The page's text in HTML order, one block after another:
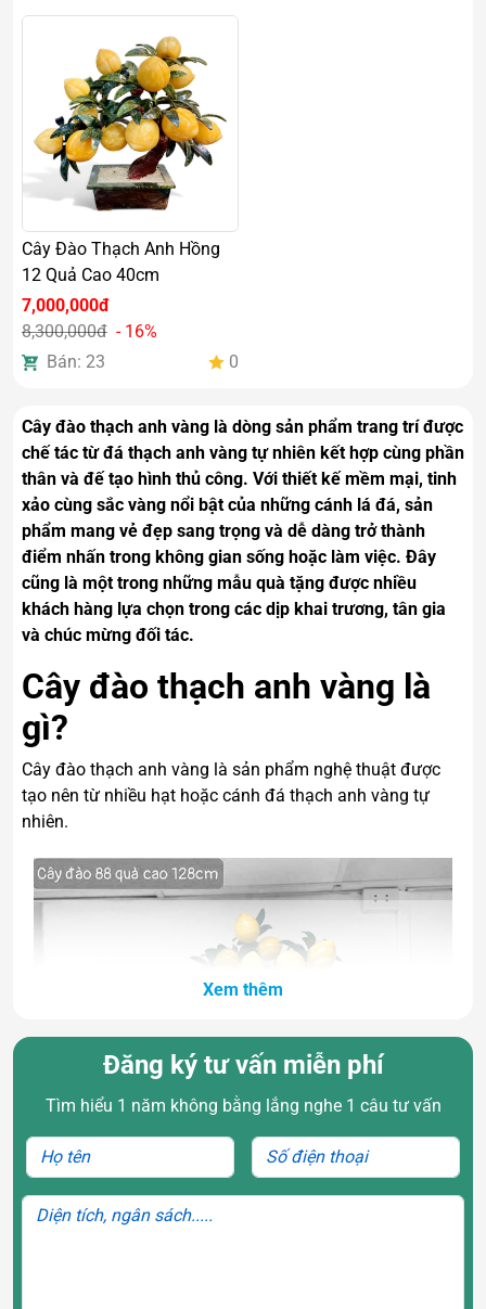
Cây Đào Thạch Anh Hồng
12 Quả Cao 40cm
7,000,000đ
8,300,000đ - 16%
Bán: 23
0
Cây đào thạch anh vàng là dòng sản phẩm trang trí được
chế tác từ đá thạch anh vàng tự nhiên kết hợp cùng phần
thân và đế tạo hình thủ công. Với thiết kế mềm mại, tinh
xảo cùng sắc vàng nổi bật của những cánh lá đá, sản
phẩm mang vẻ đẹp sang trọng và dễ dàng trở thành
điểm nhấn trong không gian sống hoặc làm việc. Đây
cũng là một trong những mẫu quà tặng được nhiều
khách hàng lựa chọn trong các dịp khai trương, tân gia
và chúc mừng đối tác.
Cây đào thạch anh vàng là
gì?
Cây đào thạch anh vàng là sản phẩm nghệ thuật được
tạo nên từ nhiều hạt hoặc cánh đá thạch anh vàng tự
nhiên.
Xem thêm
Đăng ký tư vấn miễn phí
Tìm hiểu 1 năm không bằng lắng nghe 1 câu tư vấn